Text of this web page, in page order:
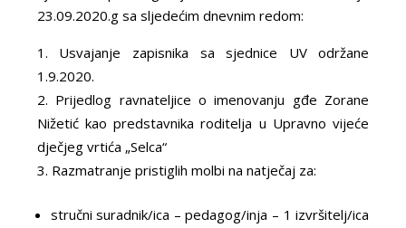
23.09.2020.g sa sljedećim dnevnim redom:
Usvajanje zapisnika sa sjednice UV održane
1.9.2020.
Prijedlog ravnateljice o imenovanju gđe Zorane
Nižetić kao predstavnika roditelja u Upravno vijeće
dječjeg vrtića „Selca“
Razmatranje pristiglih molbi na natječaj za:
stručni suradnik/ica – pedagog/inja – 1 izvršitelj/ica